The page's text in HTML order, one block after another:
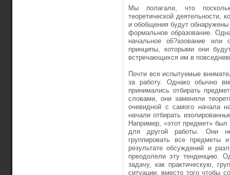
Мы полагали, что
теоретической деятельности,
и обобщения будут
формальное образование.
начальное o6?aзование
принципы, которыми они
встречающихся им в
Почти все испытуемые
за работу. Однако обычно
принимались отбирать
словами, они заменяли
очевидной с самого начала
начали отбирать
Например, «этот предмет»
для другой работы. Они
группировать все предметы
результате обсуждений и
преодолели эту тенденцию.
задачу, как практическую,
ситуации, вместо того чтобы